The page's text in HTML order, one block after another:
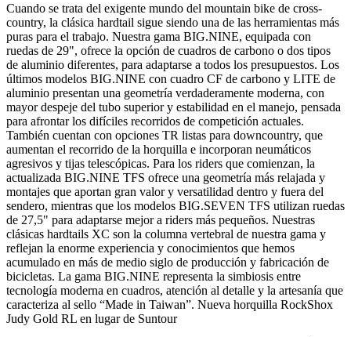
Cuando se trata del exigente mundo del mountain bike de cross-
country, la clásica hardtail sigue siendo una de las herramientas más
puras para el trabajo. Nuestra gama BIG.NINE, equipada con
ruedas de 29", ofrece la opción de cuadros de carbono o dos tipos
de aluminio diferentes, para adaptarse a todos los presupuestos. Los
últimos modelos BIG.NINE con cuadro CF de carbono y LITE de
aluminio presentan una geometría verdaderamente moderna, con
mayor despeje del tubo superior y estabilidad en el manejo, pensada
para afrontar los difíciles recorridos de competición actuales.
También cuentan con opciones TR listas para downcountry, que
aumentan el recorrido de la horquilla e incorporan neumáticos
agresivos y tijas telescópicas. Para los riders que comienzan, la
actualizada BIG.NINE TFS ofrece una geometría más relajada y
montajes que aportan gran valor y versatilidad dentro y fuera del
sendero, mientras que los modelos BIG.SEVEN TFS utilizan ruedas
de 27,5" para adaptarse mejor a riders más pequeños. Nuestras
clásicas hardtails XC son la columna vertebral de nuestra gama y
reflejan la enorme experiencia y conocimientos que hemos
acumulado en más de medio siglo de producción y fabricación de
bicicletas. La gama BIG.NINE representa la simbiosis entre
tecnología moderna en cuadros, atención al detalle y la artesanía que
caracteriza al sello “Made in Taiwan”. Nueva horquilla RockShox
Judy Gold RL en lugar de Suntour